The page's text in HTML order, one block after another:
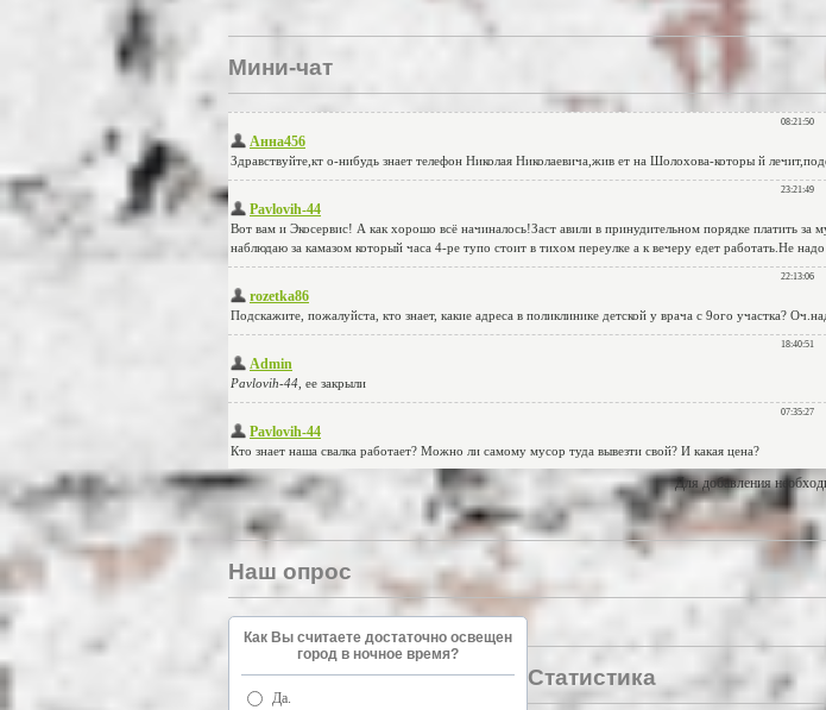
Мини-чат
Для добавления
Наш опрос
Как Вы считаете достаточно освещен
город в ночное время?
Да.
Статистика